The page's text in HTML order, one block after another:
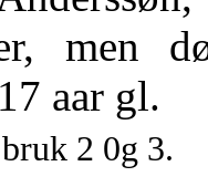
men
aar gl.
2 0g 3.